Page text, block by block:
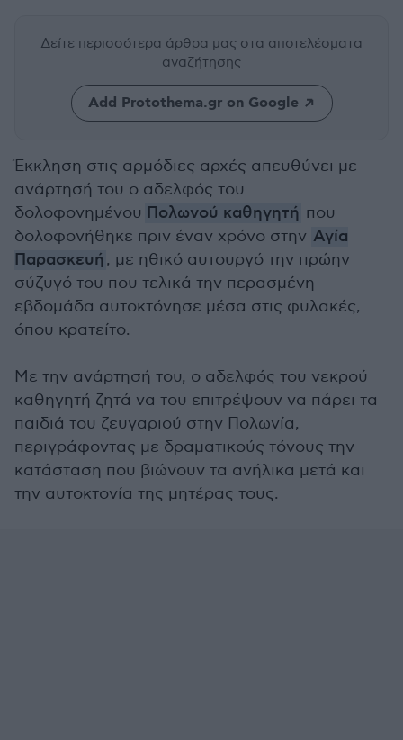
Δείτε περισσότερα άρθρα μας στα αποτελέσματα
αναζήτησης
Add Protothema.gr on Google
Έκκληση στις αρμόδιες αρχές απευθύνει με
ανάρτησή του ο αδελφός του
δολοφονημένου Πολωνού καθηγητή που
δολοφονήθηκε πριν έναν χρόνο στην Αγία
Παρασκευή, με ηθικό αυτουργό την πρώην
σύζυγό του που τελικά την περασμένη
εβδομάδα αυτοκτόνησε μέσα στις φυλακές,
όπου κρατείτο.
Με την ανάρτησή του, ο αδελφός του νεκρού
καθηγητή ζητά να του επιτρέψουν να πάρει τα
παιδιά του ζευγαριού στην Πολωνία,
περιγράφοντας με δραματικούς τόνους την
κατάσταση που βιώνουν τα ανήλικα μετά και
την αυτοκτονία της μητέρας τους.